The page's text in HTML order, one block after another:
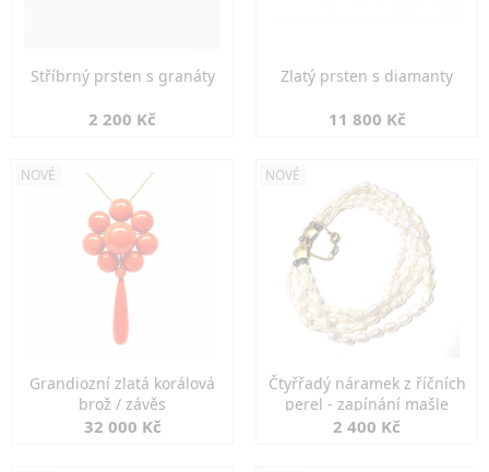
Stříbrný prsten s granáty
2 200 Kč
Zlatý prsten s diamanty
11 800 Kč
NOVÉ
Grandiozní zlatá korálová
brož / závěs
32 000 Kč
NOVÉ
Čtyřřadý náramek z říčních
perel - zapínání mašle
2 400 Kč